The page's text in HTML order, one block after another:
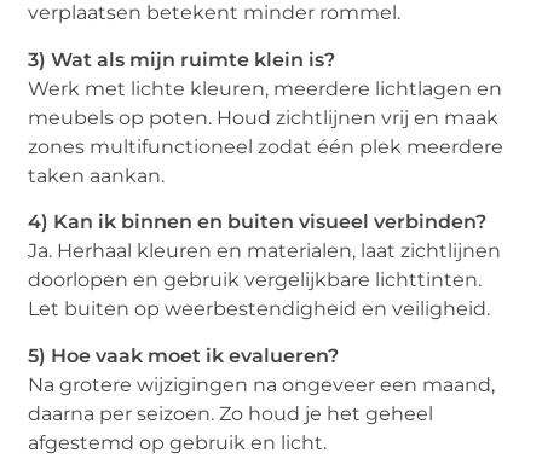
verplaatsen betekent minder rommel.
3) Wat als mijn ruimte klein is?
Werk met lichte kleuren, meerdere lichtlagen en
meubels op poten. Houd zichtlijnen vrij en maak
zones multifunctioneel zodat één plek meerdere
taken aankan.
4) Kan ik binnen en buiten visueel verbinden?
Ja. Herhaal kleuren en materialen, laat zichtlijnen
doorlopen en gebruik vergelijkbare lichttinten.
Let buiten op weerbestendigheid en veiligheid.
5) Hoe vaak moet ik evalueren?
Na grotere wijzigingen na ongeveer een maand,
daarna per seizoen. Zo houd je het geheel
afgestemd op gebruik en licht.